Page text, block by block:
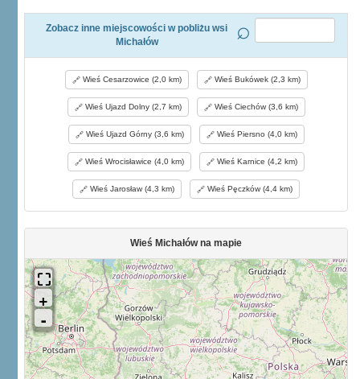
Zobacz inne miejscowości w pobliżu wsi
Michałów
Wieś Cesarzowice (2,0 km) Wieś Bukówek (2,3 km)
Wieś Ujazd Dolny (2,7 km) Wieś Ciechów (3,6 km)
Wieś Ujazd Górny (3,6 km) Wieś Piersno (4,0 km)
Wieś Wrocisławice (4,0 km) Wieś Karnice (4,2 km)
Wieś Jarosław (4,3 km) Wieś Pęczków (4,4 km)
Wieś Michałów na mapie